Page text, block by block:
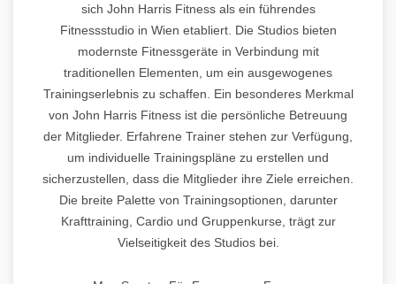
sich John Harris Fitness als ein führendes
Fitnessstudio in Wien etabliert. Die Studios bieten
modernste Fitnessgeräte in Verbindung mit
traditionellen Elementen, um ein ausgewogenes
Trainingserlebnis zu schaffen. Ein besonderes Merkmal
von John Harris Fitness ist die persönliche Betreuung
der Mitglieder. Erfahrene Trainer stehen zur Verfügung,
um individuelle Trainingspläne zu erstellen und
sicherzustellen, dass die Mitglieder ihre Ziele erreichen.
Die breite Palette von Trainingsoptionen, darunter
Krafttraining, Cardio und Gruppenkurse, trägt zur
Vielseitigkeit des Studios bei.